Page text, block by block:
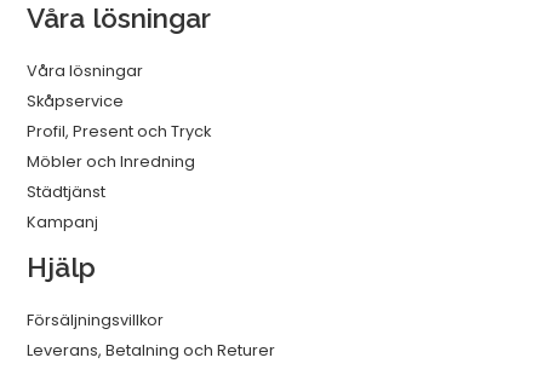
Våra lösningar
Våra lösningar
Skåpservice
Profil, Present och Tryck
Möbler och Inredning
Städtjänst
Kampanj
Hjälp
Försäljningsvillkor
Leverans, Betalning och Returer